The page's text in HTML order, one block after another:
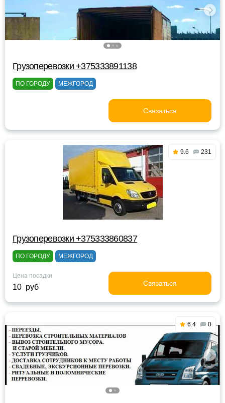
Грузоперевозки +375333891138
ПО ГОРОДУ МЕЖГОРОД
Связаться
9.6 231
Грузоперевозки +375333860837
ПО ГОРОДУ МЕЖГОРОД
Цена посадки
10 руб Связаться
6.4 0